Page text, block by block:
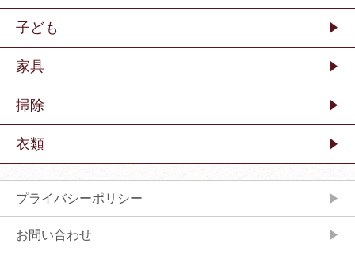
子ども
家具
掃除
衣類
プライバシーポリシー
お問い合わせ